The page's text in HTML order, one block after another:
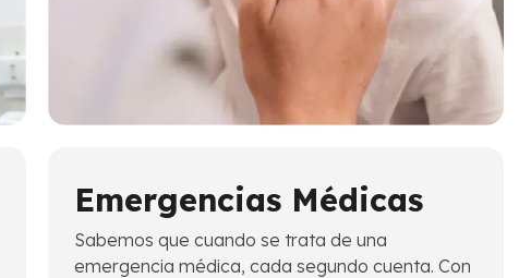
Emergencias Médicas
Sabemos que cuando se trata de una
emergencia médica, cada segundo cuenta. Con